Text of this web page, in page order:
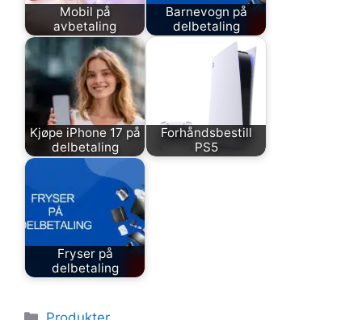
Mobil på
avbetaling
Barnevogn på
delbetaling
Kjøpe iPhone 17 på
delbetaling
Forhåndsbestill
PS5
Fryser på
delbetaling
Kategorier